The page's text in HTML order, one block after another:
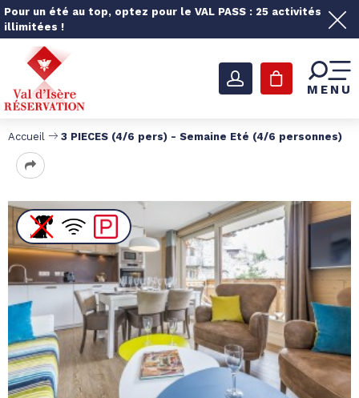
Pour un été au top, optez pour le VAL PASS : 25 activités
illimitées !
MENU
Accueil 3 PIECES (4/6 pers) - Semaine Eté (4/6 personnes)